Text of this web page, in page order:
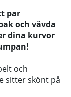
par
och vävda
dina kurvor
och
sitter skönt på